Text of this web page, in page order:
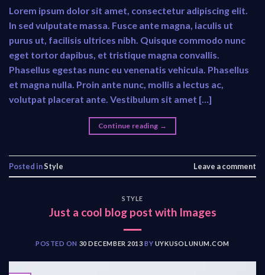
Lorem ipsum dolor sit amet, consectetur adipiscing elit.
In sed vulputate massa. Fusce ante magna, iaculis ut
purus ut, facilisis ultrices nibh. Quisque commodo nunc
eget tortor dapibus, et tristique magna convallis.
Phasellus egestas nunc eu venenatis vehicula. Phasellus
et magna nulla. Proin ante nunc, mollis a lectus ac,
volutpat placerat ante. Vestibulum sit amet […]
Continue reading →
Posted inStyle Leave a comment
STYLE
Just a cool blog post with Images
POSTED ON 30 DECEMBER 2013 BY UYKUSOLUNUM.COM